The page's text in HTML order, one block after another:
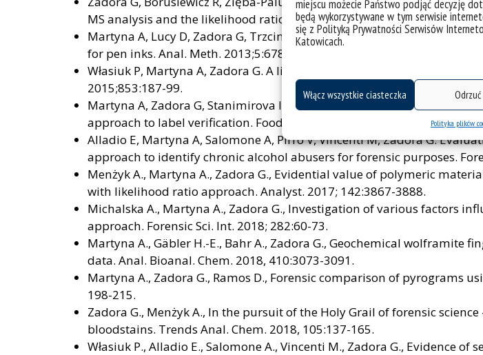
miejscu możecie Państwo podjąć decyzję
będą wykorzystywane w tym serwisie
się z Polityką Prywatności Serwisów
Katowicach.
Włącz wszystkie ciasteczka Odrzuć
Polityka plików
MS analysis and the likelihood ratio approach. J. Separation Sci.
Martyna A, Lucy D, Zadora G, Trzcinska BM, Ramos D, Parczewski A.
for pen inks. Anal. Meth. 2013;5:6788-95.
Własiuk P, Martyna A, Zadora G. A likelihood ratio model for the
2015;853:187-99.
Martyna A, Zadora G, Stanimirova I, Ramos D. Wine authenticity
approach to label verification. Food Chem. 2014;150:287-95.
Alladio E, Martyna A, Salomone A, Pirro V, Vincenti M, Zadora G.
approach to identify chronic alcohol abusers for forensic purposes.
Menżyk A., Martyna A., Zadora G., Evidential value of polymeric
with likelihood ratio approach. Analyst. 2017; 142:3867-3888.
Michalska A., Martyna A., Zadora G., Investigation of various factors
approach. Forensic Sci. Int. 2018; 282:60-73.
Martyna A., Gäbler H.-E., Bahr A., Zadora G., Geochemical
data. Anal. Bioanal. Chem. 2018, 410:3073-3091.
Martyna A., Zadora G., Ramos D., Forensic comparison of pyrograms
198-215.
Zadora G., Menżyk A., In the pursuit of the Holy Grail of forensic
bloodstains. Trends Anal. Chem. 2018, 105:137-165.
Własiuk P., Alladio E., Salomone A., Vincenti M., Zadora G., Evidence